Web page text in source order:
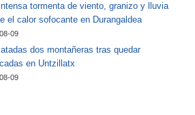
tormenta de viento, granizo y lluvia
el calor sofocante en Durangaldea
09
dos montañeras tras quedar
en Untzillatx
09